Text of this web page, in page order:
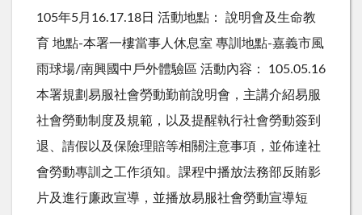
105年5月16.17.18日 活動地點： 說明會及生命教
育 地點-本署一樓當事人休息室 專訓地點-嘉義市風
雨球場/南興國中戶外體驗區 活動內容： 105.05.16
本署規劃易服社會勞動勤前說明會，主講介紹易服
社會勞動制度及規範，以及提醒執行社會勞動簽到
退、請假以及保險理賠等相關注意事項，並佈達社
會勞動專訓之工作須知。課程中播放法務部反賄影
片及進行廉政宣導，並播放易服社會勞動宣導短